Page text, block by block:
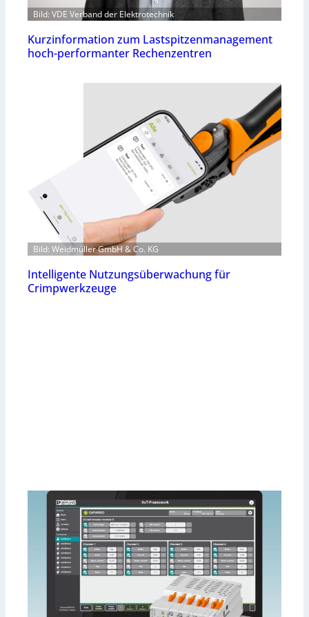
Bild: VDE Verband der Elektrotechnik
Kurzinformation zum Lastspitzenmanagement
hoch-performanter Rechenzentren
Bild: Weidmüller GmbH & Co. KG
Intelligente Nutzungsüberwachung für
Crimpwerkzeuge